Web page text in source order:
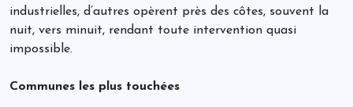
industrielles, d’autres opèrent près des côtes, souvent la
nuit, vers minuit, rendant toute intervention quasi
impossible.
Communes les plus touchées